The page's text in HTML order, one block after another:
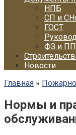
НПБ
СП и
ГОСТ
ФЗ и ПП
Новости
Главная »
Нормы и